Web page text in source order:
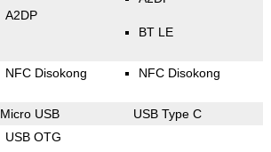
A2DP
BT LE
NFC Disokong NFC Disokong
Micro USB USB Type C
USB OTG